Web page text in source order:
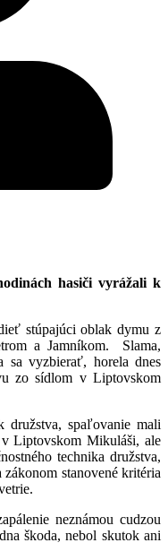
hasiči vyrážali k
stúpajúci oblak dymu z
a Jamníkom. Slama,
sa vyzbierať, horela dnes
zo sídlom v Liptovskom
družstva, spaľovanie mali
Liptovskom Mikuláši, ale
technika družstva,
stanovené kritéria
neznámou cudzou
škoda, nebol skutok ani